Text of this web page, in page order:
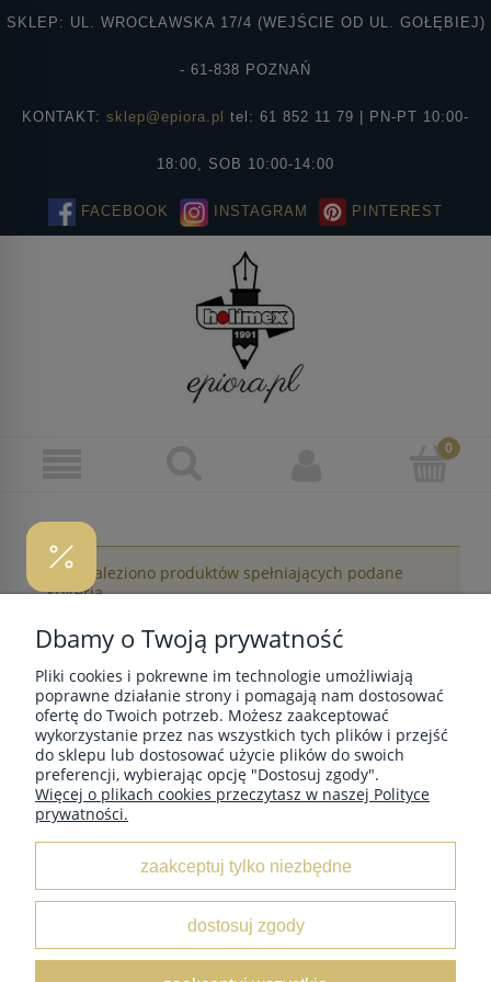
SKLEP: UL. WROCŁAWSKA 17/4 (WEJŚCIE OD UL. GOŁĘBIEJ)
- 61-838 POZNAŃ
KONTAKT: sklep@epiora.pl tel: 61 852 11 79 | PN-PT 10:00-
18:00, SOB 10:00-14:00
FACEBOOK INSTAGRAM PINTEREST
Nie znaleziono produktów spełniających podane
kryteria.
POMOC
MOJE KONTO
PŁATNOŚCI I DOSTAWA
Dbamy o Twoją prywatność
Pliki cookies i pokrewne im technologie umożliwiają
poprawne działanie strony i pomagają nam dostosować
ofertę do Twoich potrzeb. Możesz zaakceptować
wykorzystanie przez nas wszystkich tych plików i przejść
do sklepu lub dostosować użycie plików do swoich
preferencji, wybierając opcję "Dostosuj zgody".
Więcej o plikach cookies przeczytasz w naszej Polityce
prywatności.
zaakceptuj tylko niezbędne
dostosuj zgody